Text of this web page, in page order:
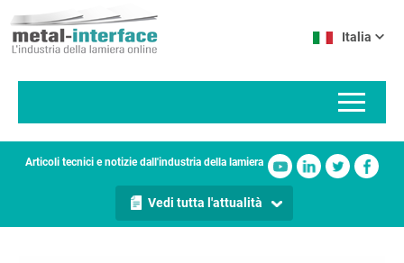
contenuto
Italia
Articoli tecnici e notizie dall'industria della lamiera
Vedi tutta l'attualità